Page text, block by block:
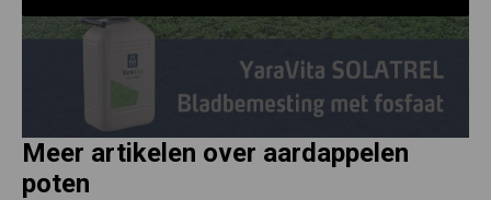
Meer artikelen over aardappelen
poten